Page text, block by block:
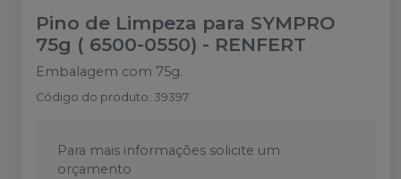
Pino de Limpeza para SYMPRO
75g ( 6500-0550) - RENFERT
Embalagem com 75g.
Código do produto: 39397
Para mais informações solicite um
orçamento